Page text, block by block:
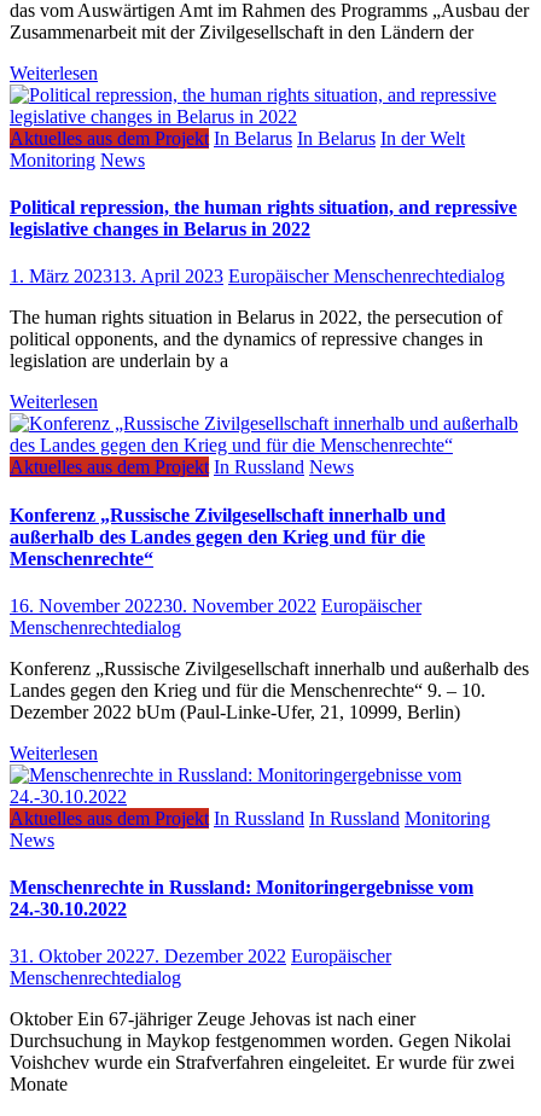
das vom Auswärtigen Amt im Rahmen des Programms „Ausbau der
Zusammenarbeit mit der Zivilgesellschaft in den Ländern der
Weiterlesen
Aktuelles aus dem Projekt In Belarus In Belarus In der Welt
Monitoring News
Political repression, the human rights situation, and repressive
legislative changes in Belarus in 2022
1. März 202313. April 2023 Europäischer Menschenrechtedialog
The human rights situation in Belarus in 2022, the persecution of
political opponents, and the dynamics of repressive changes in
legislation are underlain by a
Weiterlesen
Aktuelles aus dem Projekt In Russland News
Konferenz „Russische Zivilgesellschaft innerhalb und
außerhalb des Landes gegen den Krieg und für die
Menschenrechte“
16. November 202230. November 2022 Europäischer
Menschenrechtedialog
Konferenz „Russische Zivilgesellschaft innerhalb und außerhalb des
Landes gegen den Krieg und für die Menschenrechte“ 9. – 10.
Dezember 2022 bUm (Paul-Linke-Ufer, 21, 10999, Berlin)
Weiterlesen
Aktuelles aus dem Projekt In Russland In Russland Monitoring
News
Menschenrechte in Russland: Monitoringergebnisse vom
24.-30.10.2022
31. Oktober 20227. Dezember 2022 Europäischer
Menschenrechtedialog
Oktober Ein 67-jähriger Zeuge Jehovas ist nach einer
Durchsuchung in Maykop festgenommen worden. Gegen Nikolai
Voishchev wurde ein Strafverfahren eingeleitet. Er wurde für zwei
Monate